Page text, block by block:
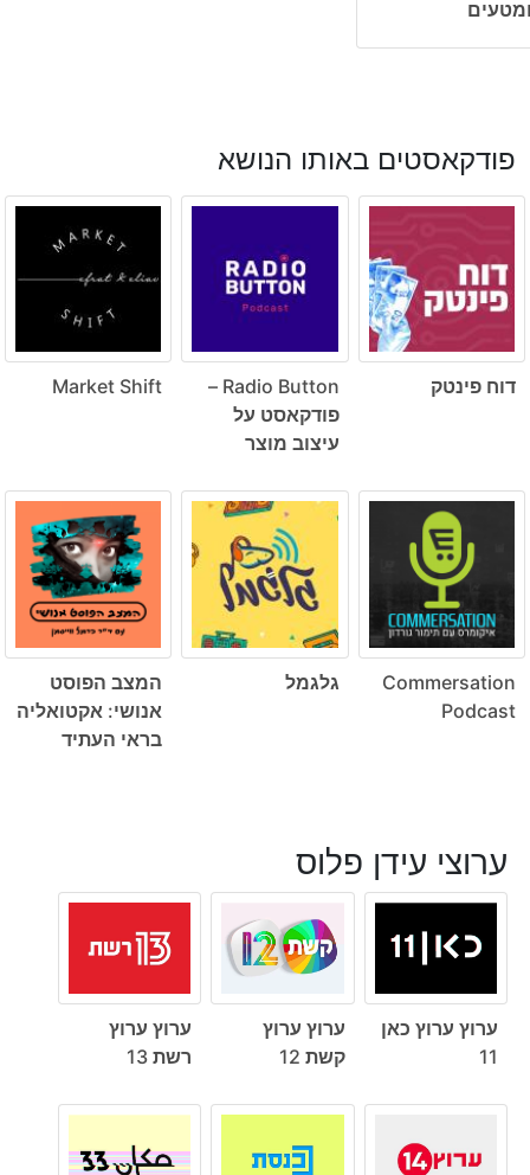
פודקאסטים באותו הנושא
דוח פינטק
Radio Button –
פודקאסט על
עיצוב מוצר
Market Shift
Commersation
Podcast
גלגמל
המצב הפוסט
אנושי: אקטואליה
בראי העתיד
ערוצי עידן פלוס
ערוץ ערוץ כאן
11
ערוץ ערוץ
קשת 12
ערוץ ערוץ
רשת 13